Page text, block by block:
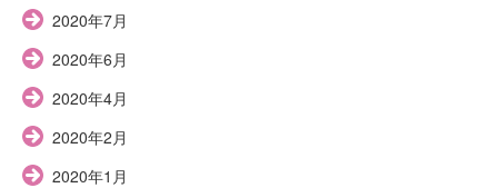
2020年7月
2020年6月
2020年4月
2020年2月
2020年1月